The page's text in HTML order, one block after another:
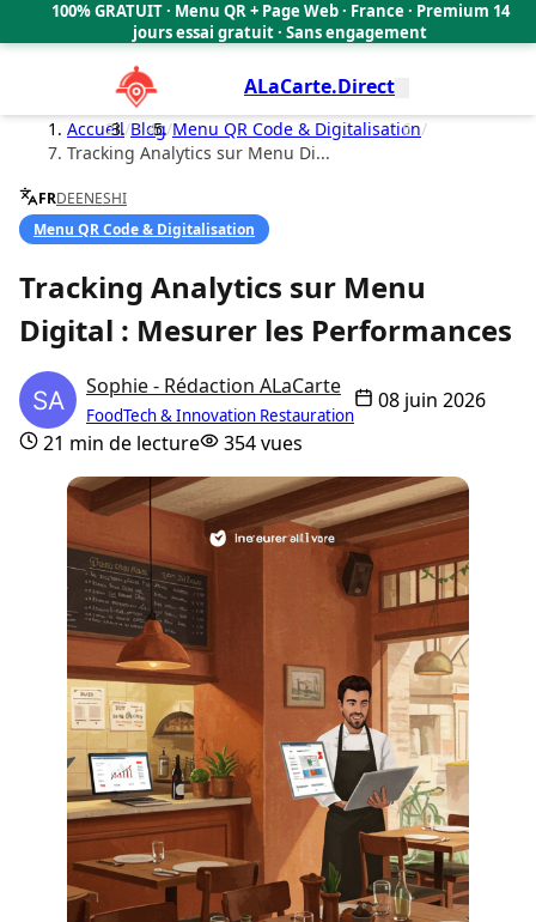
100% GRATUIT · Menu QR + Page Web · France · Premium 14
jours essai gratuit · Sans engagement
ALaCarte.Direct
Accueil/Blog/Menu QR Code & Digitalisation/
Tracking Analytics sur Menu Di...
FRDEENESHI
Menu QR Code & Digitalisation
Tracking Analytics sur Menu
Digital : Mesurer les Performances
Sophie - Rédaction ALaCarte
FoodTech & Innovation Restauration
08 juin 2026
21 min de lecture
354 vues